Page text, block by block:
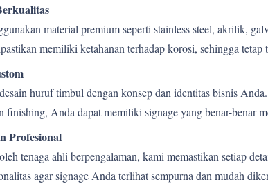
material premium seperti stainless steel, akrilik,
memiliki ketahanan terhadap korosi, sehingga
huruf timbul dengan konsep dan identitas bisnis
finishing, Anda dapat memiliki signage yang benar-benar
Profesional
tenaga ahli berpengalaman, kami memastikan setiap
agar signage Anda terlihat sempurna dan mudah